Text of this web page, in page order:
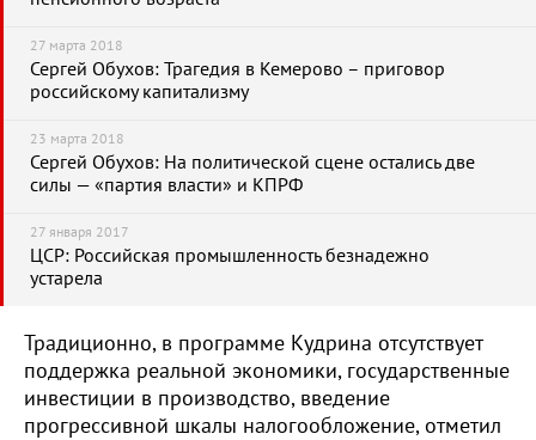
27 марта 2018
Сергей Обухов: Трагедия в Кемерово – приговор
российскому капитализму
23 марта 2018
Сергей Обухов: На политической сцене остались две
силы — «партия власти» и КПРФ
27 января 2017
ЦСР: Российская промышленность безнадежно
устарела
Традиционно, в программе Кудрина отсутствует
поддержка реальной экономики, государственные
инвестиции в производство, введение
прогрессивной шкалы налогообложение, отметил